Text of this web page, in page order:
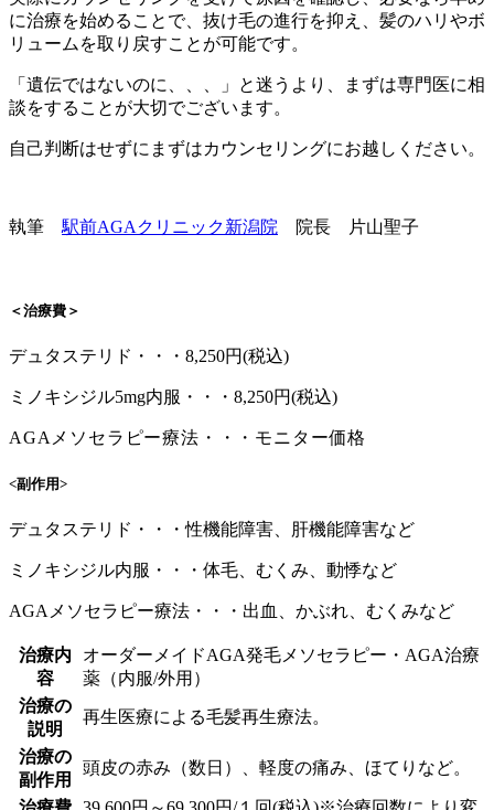
に治療を始めることで、抜け毛の進行を抑え、髪のハリやボ
リュームを取り戻すことが可能です。
「遺伝ではないのに、、、」と迷うより、まずは専門医に相
談をすることが大切でございます。
自己判断はせずにまずはカウンセリングにお越しください。
執筆 駅前AGAクリニック新潟院 院長 片山聖子
＜治療費＞
デュタステリド・・・8,250円(税込)
ミノキシジル5mg内服・・・8,250円(税込)
AGAメソセラピー療法・・・モニター価格
<副作用>
デュタステリド・・・性機能障害、肝機能障害など
ミノキシジル内服・・・体毛、むくみ、動悸など
AGAメソセラピー療法・・・出血、かぶれ、むくみなど
治療内
容
オーダーメイドAGA発毛メソセラピー・AGA治療
薬（内服/外用）
治療の
説明
再生医療による毛髪再生療法。
治療の
副作用
頭皮の赤み（数日）、軽度の痛み、ほてりなど。